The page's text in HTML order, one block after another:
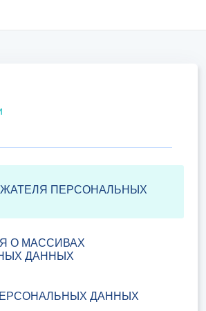
ПЕРСОНАЛЬНЫХ
О МАССИВАХ
ДАННЫХ
ДАННЫХ